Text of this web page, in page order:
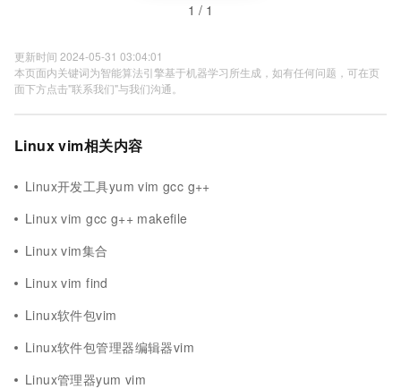
1 / 1
更新时间 2024-05-31 03:04:01
本页面内关键词为智能算法引擎基于机器学习所生成，如有任何问题，可在页
面下方点击"联系我们"与我们沟通。
Linux vim相关内容
Linux开发工具yum vim gcc g++
Linux vim gcc g++ makefile
Linux vim集合
Linux vim find
Linux软件包vim
Linux软件包管理器编辑器vim
Linux管理器yum vim